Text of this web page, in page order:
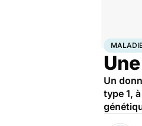
Accueil
Un
type 1,